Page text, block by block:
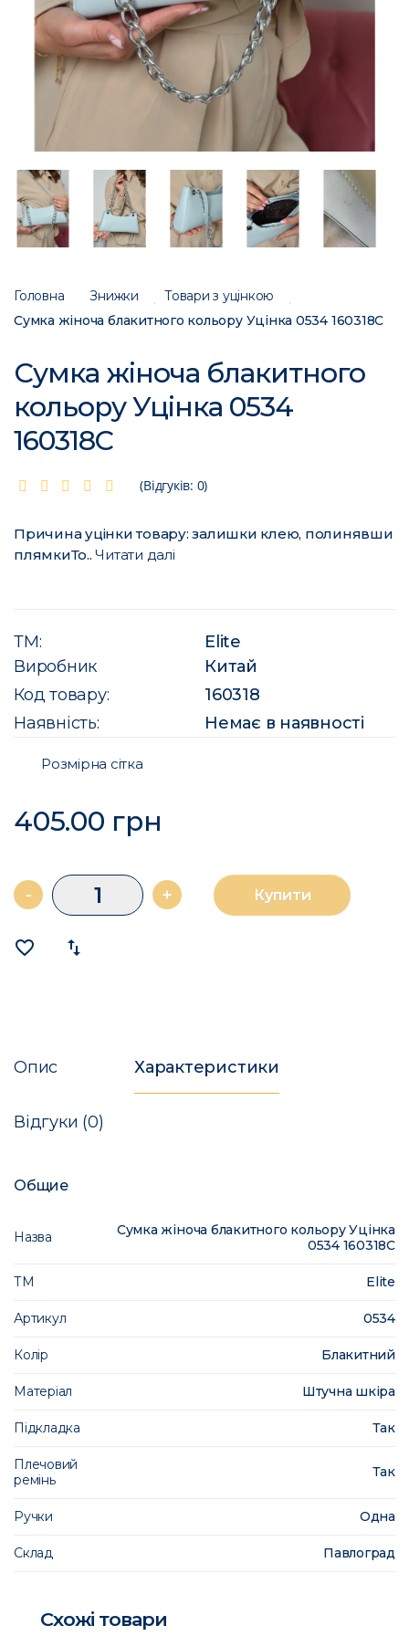
Головна Знижки
Товари з уцінкою
Сумка жіноча блакитного кольору Уцінка 0534 160318C
Сумка жіноча блакитного
кольору Уцінка 0534
160318C
(Відгуків: 0)
Причина уцінки товару: залишки клею, полинявши
плямкиТо..Читати далі
ТМ:
Elite
Виробник
Китай
Код товару:
160318
Наявність:
Немає в наявності
Розмірна сітка
405.00 грн
- + Купити
favorite_border import_export
Опис Характеристики
Відгуки (0)
Общие
Назва
Сумка жіноча блакитного кольору Уцінка
0534 160318C
ТМ Elite
Артикул 0534
Колір Блакитний
Матеріал Штучна шкіра
Підкладка Так
Плечовий
ремінь
Так
Ручки Одна
Склад Павлоград
Схожі товари